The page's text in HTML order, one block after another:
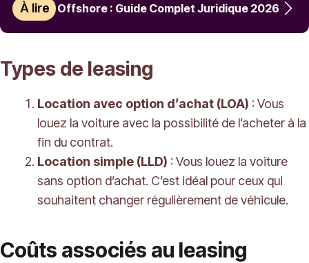
À lire Offshore : Guide Complet Juridique 2026
Types de leasing
Location avec option d’achat (LOA) : Vous
louez la voiture avec la possibilité de l’acheter à la
fin du contrat.
Location simple (LLD) : Vous louez la voiture
sans option d’achat. C’est idéal pour ceux qui
souhaitent changer régulièrement de véhicule.
Coûts associés au leasing